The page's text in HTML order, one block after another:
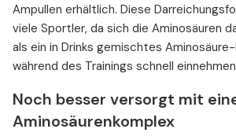
Ampullen erhältlich. Diese
viele Sportler, da sich die Aminosäuren
als ein in Drinks gemischtes
während des Trainings schnell
Noch besser versorgt mit
Aminosäurenkomplex